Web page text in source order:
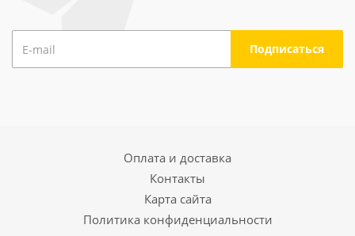
Оплата и доставка
Контакты
Карта сайта
Политика конфиденциальности